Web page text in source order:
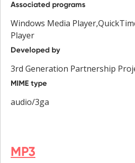
Associated programs
Windows Media
Player
Developed by
3rd Generation Partnership
MIME type
audio/3ga
MP3